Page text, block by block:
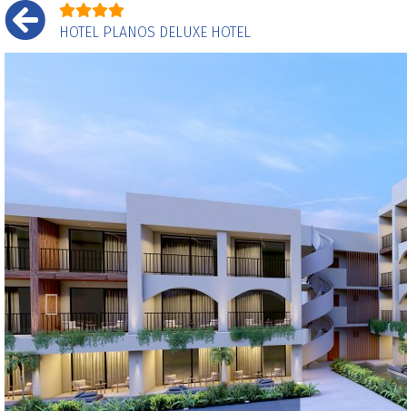
HOTEL PLANOS DELUXE HOTEL
Prethodni